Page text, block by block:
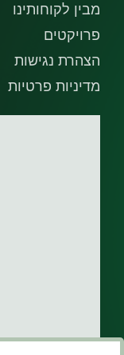
מבין לקוחותינו
פרויקטים
הצהרת נגישות
מדיניות פרטיות